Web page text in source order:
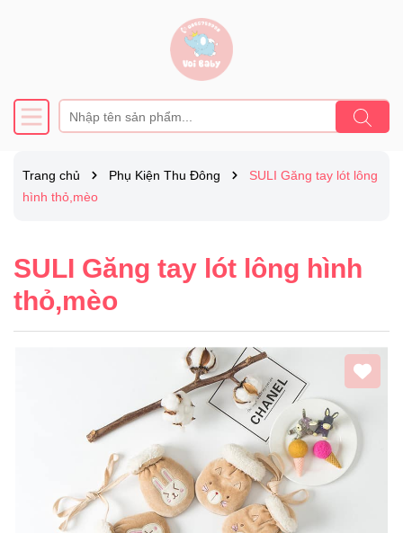
Trang chủ Phụ Kiện Thu Đông
SULI Găng tay lót lông
hình thỏ,mèo
SULI Găng tay lót lông hình
thỏ,mèo